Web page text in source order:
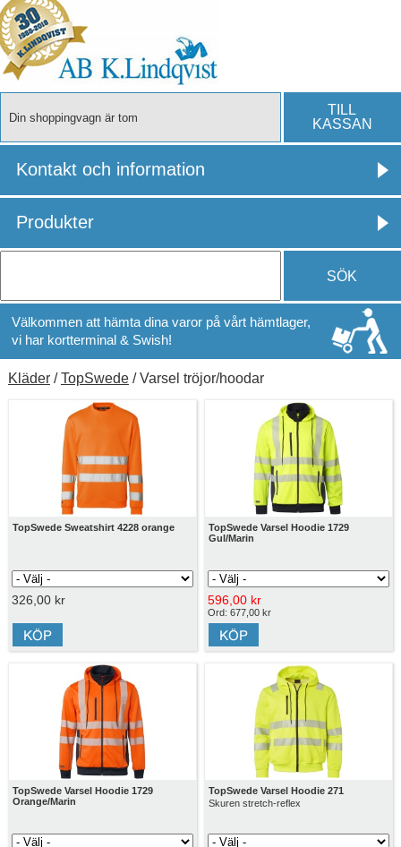
TILL
KASSAN
Din shoppingvagn är tom
Kontakt och information
SÖK
Välkommen att hämta dina varor på vårt hämtlager,
vi har kortterminal & Swish!
Produkter
Kläder/TopSwede/ Varsel tröjor/hoodar
TopSwede Sweatshirt 4228 orange
326,00 kr
TopSwede Varsel Hoodie 1729
Gul/Marin
596,00 kr
Ord: 677,00 kr
TopSwede Varsel Hoodie 1729
Orange/Marin
TopSwede Varsel Hoodie 271
Skuren stretch-reflex